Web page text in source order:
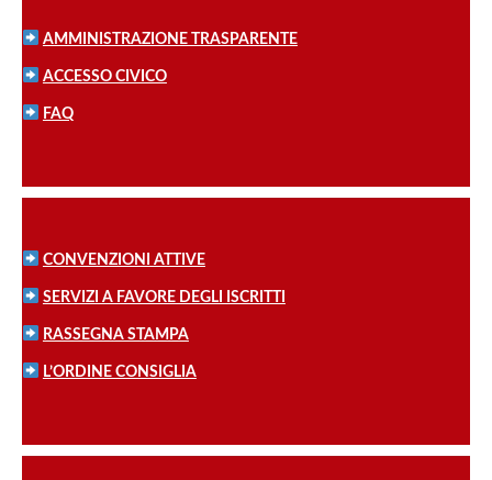
AMMINISTRAZIONE TRASPARENTE
ACCESSO CIVICO
FAQ
CONVENZIONI ATTIVE
SERVIZI A FAVORE DEGLI ISCRITTI
RASSEGNA STAMPA
L’ORDINE CONSIGLIA